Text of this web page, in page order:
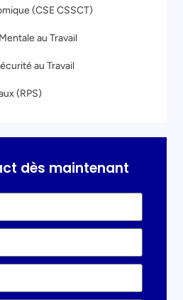
(CSE CSSCT)
au Travail
au Travail
(RPS)
dès maintenant